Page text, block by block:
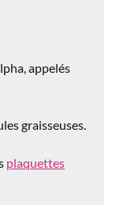
appelés
graisseuses.
plaquettes